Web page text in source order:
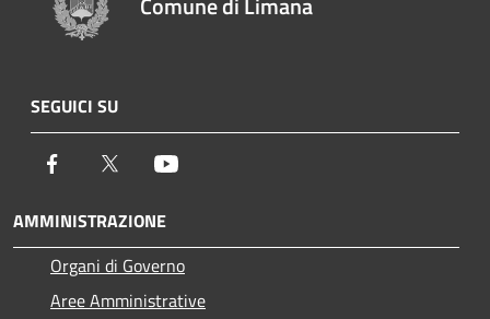
SEGUICI SU
Facebook Twitter
AMMINISTRAZIONE
Organi di Governo
Aree Amministrative